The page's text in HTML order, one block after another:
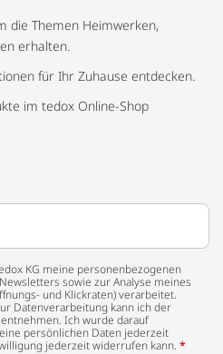
die Themen Heimwerken,
erhalten.
für Ihr Zuhause entdecken.
im tedox Online-Shop
KG meine personenbezogenen
sowie zur Analyse meines
und Klickraten) verarbeitet.
Datenverarbeitung kann ich der
entnehmen. Ich wurde darauf
persönlichen Daten jederzeit
jederzeit widerrufen kann. *